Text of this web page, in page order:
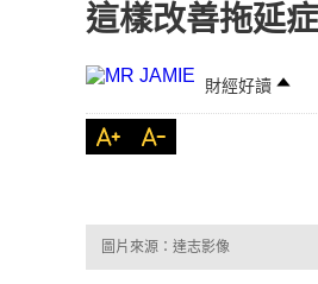
這樣改善拖延
財經好讀
圖片來源：達志影像